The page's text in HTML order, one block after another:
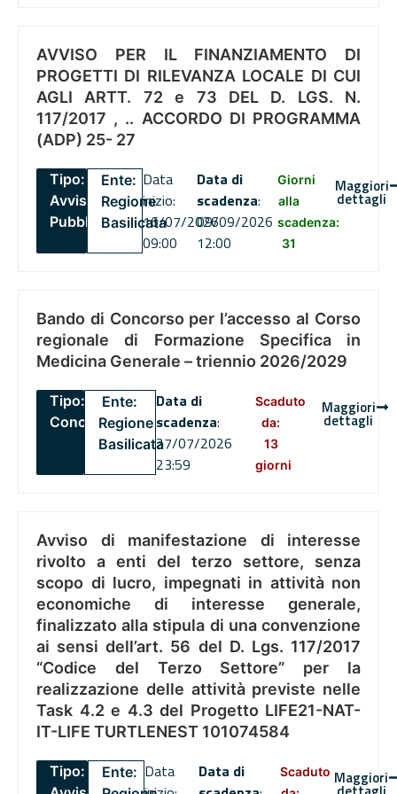
AVVISO PER IL FINANZIAMENTO DI
PROGETTI DI RILEVANZA LOCALE DI CUI
AGLI ARTT. 72 e 73 DEL D. LGS. N.
117/2017 , .. ACCORDO DI PROGRAMMA
(ADP) 25- 27
Tipo:
Avviso
Pubblico
Ente:
Regione
Basilicata
Data
inizio:
16/07/2026
09:00
Data di
scadenza:
09/09/2026
12:00
Giorni
alla
scadenza:
31
Maggiori
dettagli
Bando di Concorso per l’accesso al Corso
regionale di Formazione Specifica in
Medicina Generale – triennio 2026/2029
Tipo:
Concorsi
Ente:
Regione
Basilicata
Data di
scadenza:
27/07/2026
23:59
Scaduto
da:
13
giorni
Maggiori
dettagli
Avviso di manifestazione di interesse
rivolto a enti del terzo settore, senza
scopo di lucro, impegnati in attività non
economiche di interesse generale,
finalizzato alla stipula di una convenzione
ai sensi dell’art. 56 del D. Lgs. 117/2017
“Codice del Terzo Settore” per la
realizzazione delle attività previste nelle
Task 4.2 e 4.3 del Progetto LIFE21-NAT-
IT-LIFE TURTLENEST 101074584
Tipo:
Ente: Data
Data di
Scaduto Maggiori